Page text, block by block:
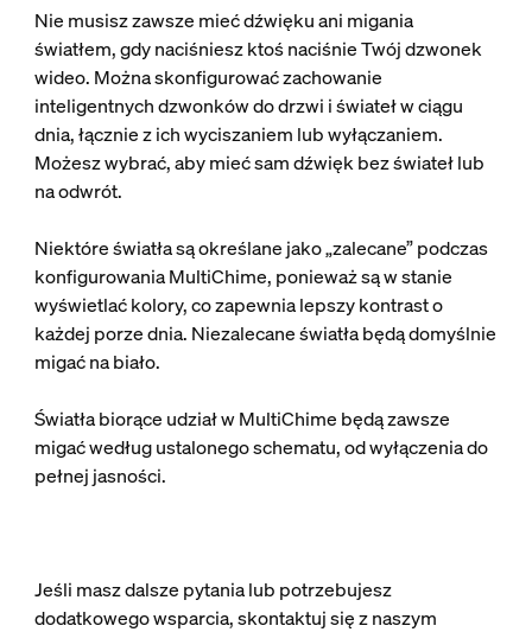
Nie musisz zawsze mieć dźwięku ani migania
światłem, gdy naciśniesz ktoś naciśnie Twój dzwonek
wideo. Można skonfigurować zachowanie
inteligentnych dzwonków do drzwi i świateł w ciągu
dnia, łącznie z ich wyciszaniem lub wyłączaniem.
Możesz wybrać, aby mieć sam dźwięk bez świateł lub
na odwrót.
Niektóre światła są określane jako „zalecane” podczas
konfigurowania MultiChime, ponieważ są w stanie
wyświetlać kolory, co zapewnia lepszy kontrast o
każdej porze dnia. Niezalecane światła będą domyślnie
migać na biało.
Światła biorące udział w MultiChime będą zawsze
migać według ustalonego schematu, od wyłączenia do
pełnej jasności.
Jeśli masz dalsze pytania lub potrzebujesz
dodatkowego wsparcia, skontaktuj się z naszym